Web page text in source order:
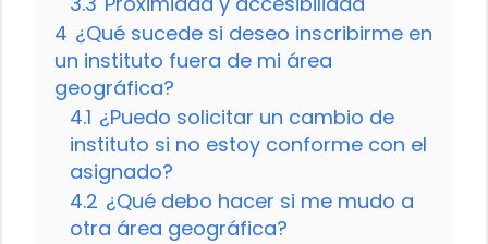
4 ¿Qué sucede si deseo inscribirme en
un instituto fuera de mi área
geográfica?
4.1 ¿Puedo solicitar un cambio de
instituto si no estoy conforme con el
asignado?
4.2 ¿Qué debo hacer si me mudo a
otra área geográfica?